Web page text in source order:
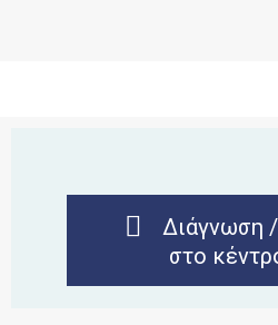
Διάγνωση
στο